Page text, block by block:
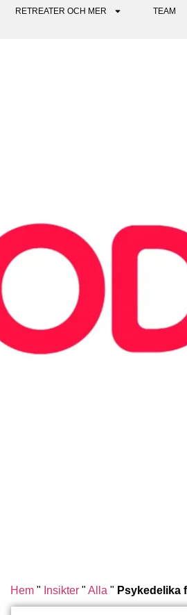
RETREATER OCH MER TEAM
Hem " Insikter " Alla " Psykedelika